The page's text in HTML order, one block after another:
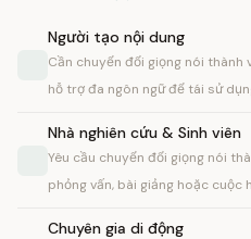
Người tạo nội dung
Cần chuyển đổi giọng nói thành
hỗ trợ đa ngôn ngữ để tái sử
Nhà nghiên cứu & Sinh viên
Yêu cầu chuyển đổi giọng nói
phỏng vấn, bài giảng hoặc cuộc
Chuyên gia di động